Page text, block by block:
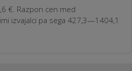
€. Razpon cen med
izvajalci pa sega 427,3—1404,1